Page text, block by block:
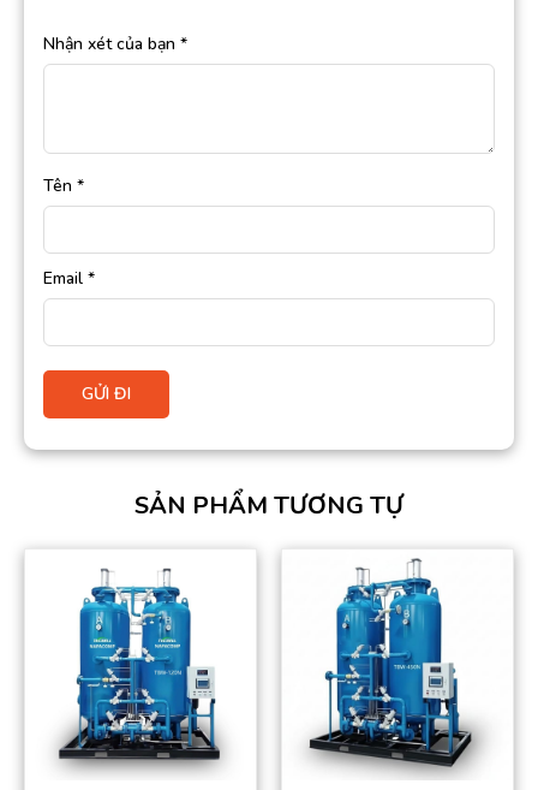
Nhận xét của bạn *
Tên *
Email *
SẢN PHẨM TƯƠNG TỰ